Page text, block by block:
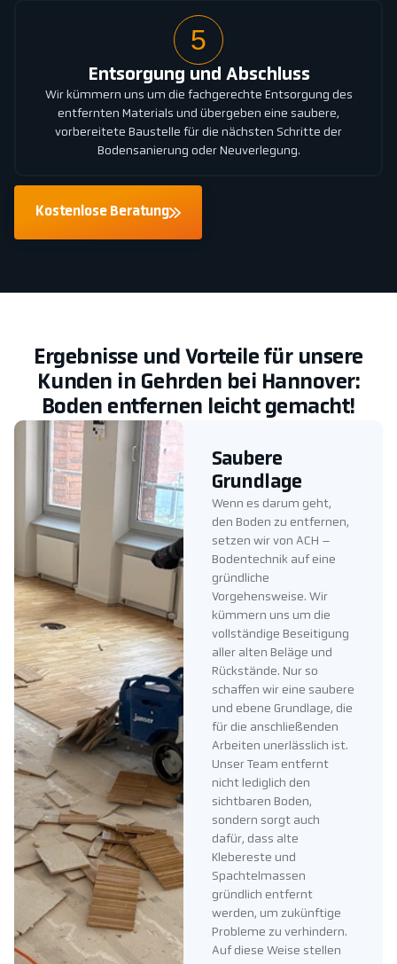
5
Entsorgung und Abschluss
Wir kümmern uns um die fachgerechte Entsorgung des
entfernten Materials und übergeben eine saubere,
vorbereitete Baustelle für die nächsten Schritte der
Bodensanierung oder Neuverlegung.
Kostenlose Beratung
Ergebnisse und Vorteile für unsere
Kunden in Gehrden bei Hannover:
Boden entfernen leicht gemacht!
Saubere
Grundlage
Wenn es darum geht,
den Boden zu entfernen,
setzen wir von ACH –
Bodentechnik auf eine
gründliche
Vorgehensweise. Wir
kümmern uns um die
vollständige Beseitigung
aller alten Beläge und
Rückstände. Nur so
schaffen wir eine saubere
und ebene Grundlage, die
für die anschließenden
Arbeiten unerlässlich ist.
Unser Team entfernt
nicht lediglich den
sichtbaren Boden,
sondern sorgt auch
dafür, dass alte
Klebereste und
Spachtelmassen
gründlich entfernt
werden, um zukünftige
Probleme zu verhindern.
Auf diese Weise stellen